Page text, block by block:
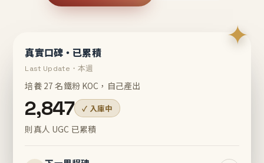
✦
真實口碑・已累積
Last Update・本週
培養 27 名鐵粉 KOC，自己產出
2,847 ✓ 入庫中
則真人 UGC 已累積